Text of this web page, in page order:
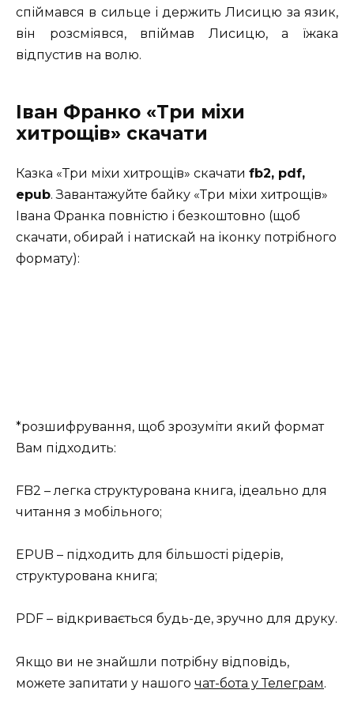
спіймався в сильце і держить Лисицю за язик,
він розсміявся, впіймав Лисицю, а їжака
відпустив на волю.
Іван Франко «Три міхи
хитрощів» скачати
Казка «Три міхи хитрощів» скачати fb2, pdf,
epub. Завантажуйте байку «Три міхи хитрощів»
Івана Франка повністю і безкоштовно (щоб
скачати, обирай і натискай на іконку потрібного
формату):
*розшифрування, щоб зрозуміти який формат
Вам підходить:
FB2 – легка структурована книга, ідеально для
читання з мобільного;
EPUB – підходить для більшості рідерів,
структурована книга;
PDF – відкривається будь-де, зручно для друку.
Якщо ви не знайшли потрібну відповідь,
можете запитати у нашого чат-бота у Телеграм.